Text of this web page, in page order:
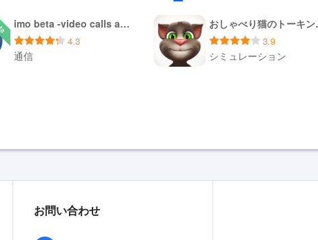
ダウンロード APK ダウンロード APK
imo beta -video calls and chat
4.3
通信
おし
3.9
シミュレーション
お問い合わせ